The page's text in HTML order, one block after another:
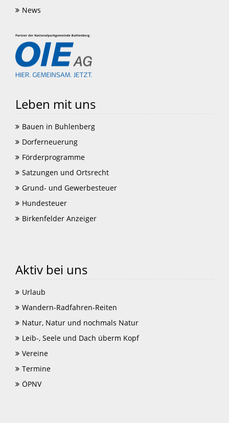
News
Leben mit uns
Bauen in Buhlenberg
Dorferneuerung
Förderprogramme
Satzungen und Ortsrecht
Grund- und Gewerbesteuer
Hundesteuer
Birkenfelder Anzeiger
Aktiv bei uns
Urlaub
Wandern-Radfahren-Reiten
Natur, Natur und nochmals Natur
Leib-, Seele und Dach überm Kopf
Vereine
Termine
ÖPNV